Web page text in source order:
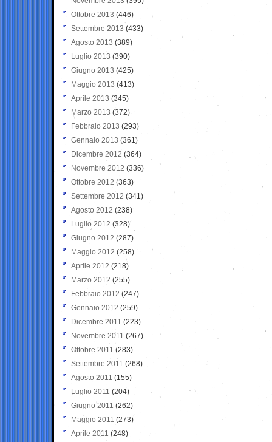
Ottobre 2013 (446)
Settembre 2013 (433)
Agosto 2013 (389)
Luglio 2013 (390)
Giugno 2013 (425)
Maggio 2013 (413)
Aprile 2013 (345)
Marzo 2013 (372)
Febbraio 2013 (293)
Gennaio 2013 (361)
Dicembre 2012 (364)
Novembre 2012 (336)
Ottobre 2012 (363)
Settembre 2012 (341)
Agosto 2012 (238)
Luglio 2012 (328)
Giugno 2012 (287)
Maggio 2012 (258)
Aprile 2012 (218)
Marzo 2012 (255)
Febbraio 2012 (247)
Gennaio 2012 (259)
Dicembre 2011 (223)
Novembre 2011 (267)
Ottobre 2011 (283)
Settembre 2011 (268)
Agosto 2011 (155)
Luglio 2011 (204)
Giugno 2011 (262)
Maggio 2011 (273)
Aprile 2011 (248)